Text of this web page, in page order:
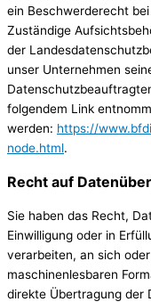
ein Beschwerderecht
Zuständige
der
unser Unternehmen
folgendem Link
werden: https://
node.html.
Recht auf
Sie haben das Recht,
Einwilligung oder in
verarbeiten, an sich
maschinenlesbaren
direkte Übertragung der